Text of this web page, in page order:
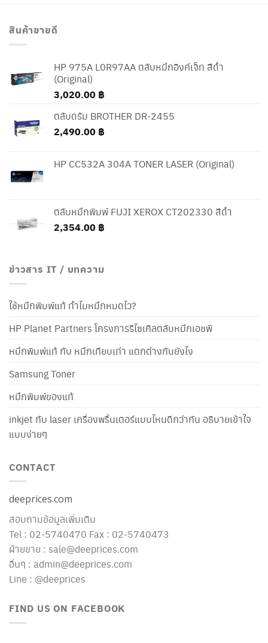
สินค้าขายดี
HP 975A L0R97AA ตลับหมึกอิงค์เจ็ท สีดำ
(Original)
3,020.00 ฿
ตลับดรัม BROTHER DR-2455
2,490.00 ฿
HP CC532A 304A TONER LASER (Original)
ตลับหมึกพิมพ์ FUJI XEROX CT202330 สีดำ
2,354.00 ฿
ข่าวสาร IT / บทความ
ใช้หมึกพิมพ์แท้ ทำไมหมึกหมดไว?
HP Planet Partners โครงการรีไซเคิลตลับหมึกเอชพี
หมึกพิมพ์แท้ กับ หมึกเทียบเท่า แตกต่างกันยังไง
Samsung Toner
หมึกพิมพ์ของแท้
inkjet กับ laser เครื่องพริ้นเตอร์แบบไหนดีกว่ากัน อธิบายเข้าใจ
แบบง่ายๆ
CONTACT
deeprices.com
สอบถามข้อมูลเพิ่มเติม
Tel : 02-5740470 Fax : 02-5740473
ฝ่ายขาย : sale@deeprices.com
อื่นๆ : admin@deeprices.com
Line : @deeprices
FIND US ON FACEBOOK